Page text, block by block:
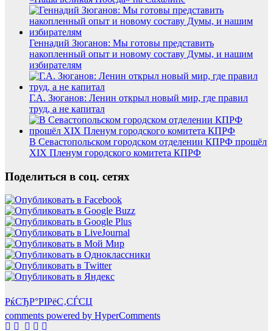
Геннадий Зюганов: Мы готовы представить
накопленный опыт и новому составу Думы, и нашим
избирателям
Г.А. Зюганов: Ленин открыл новый мир, где правил
труд, а не капитал
В Севастопольском городском отделении КПРФ прошёл
XIX Пленум городского комитета КПРФ
Поделиться в соц. сетях
РќСЂР°РІРёС‚СЃСЏ
comments powered by HyperComments